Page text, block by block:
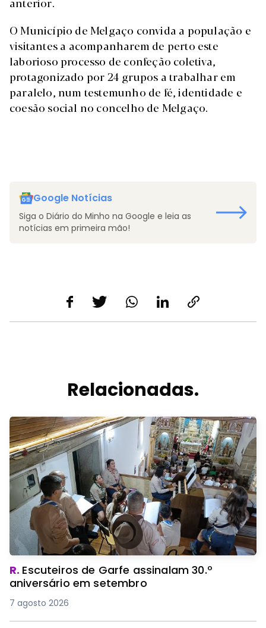
O Município de Melgaço convida a população e
visitantes a acompanharem de perto este
laborioso processo de confeção coletiva,
protagonizado por 24 grupos a trabalhar em
paralelo, num testemunho de fé, identidade e
coesão social no concelho de Melgaço.
Google Notícias
Siga o Diário do Minho na Google e leia as
notícias em primeira mão!
Relacionadas.
R. Escuteiros de Garfe assinalam 30.º
aniversário em setembro
7 agosto 2026